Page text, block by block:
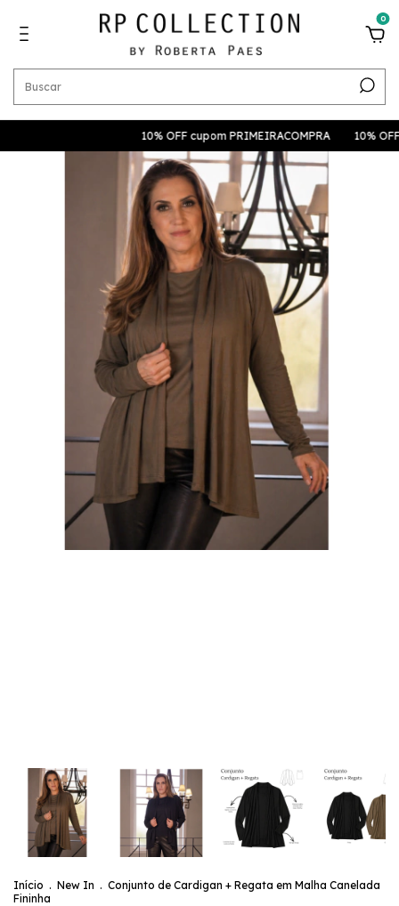
0
10% OFF cupom PRIMEIRACOMPRA 10% OFF cupom
Início . New In . Conjunto de Cardigan + Regata em Malha Canelada
Fininha